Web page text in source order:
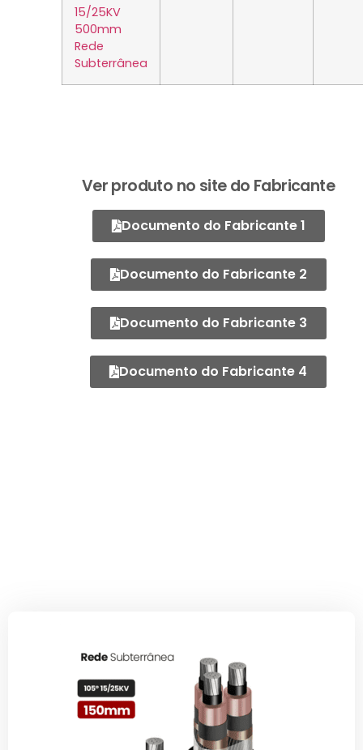
15/25KV
500mm
Rede
Subterrânea
Ver produto no site do Fabricante
Documento do Fabricante 1
Documento do Fabricante 2
Documento do Fabricante 3
Documento do Fabricante 4